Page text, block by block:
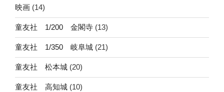
映画 (14)
童友社 1/200 金閣寺 (13)
童友社 1/350 岐阜城 (21)
童友社 松本城 (20)
童友社 高知城 (10)